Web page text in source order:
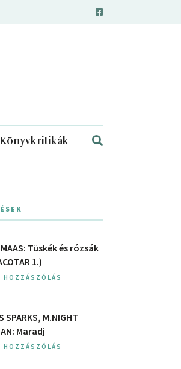
Könyvkritikák
MAAS: Tüskék és rózsák
1.)
HOZZÁSZÓLÁS
SPARKS, M.NIGHT
Maradj
HOZZÁSZÓLÁS